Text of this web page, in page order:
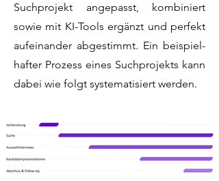
Suchprojekt angepasst, kombiniert
sowie mit KI-Tools ergänzt und perfekt
aufeinander abgestimmt. Ein beispiel-
hafter Prozess eines Suchprojekts kann
dabei wie folgt systematisiert werden.